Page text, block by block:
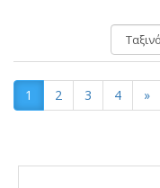
1 2 3 4 »
Αποτελέσματα